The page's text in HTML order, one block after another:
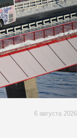
6 августа 2026